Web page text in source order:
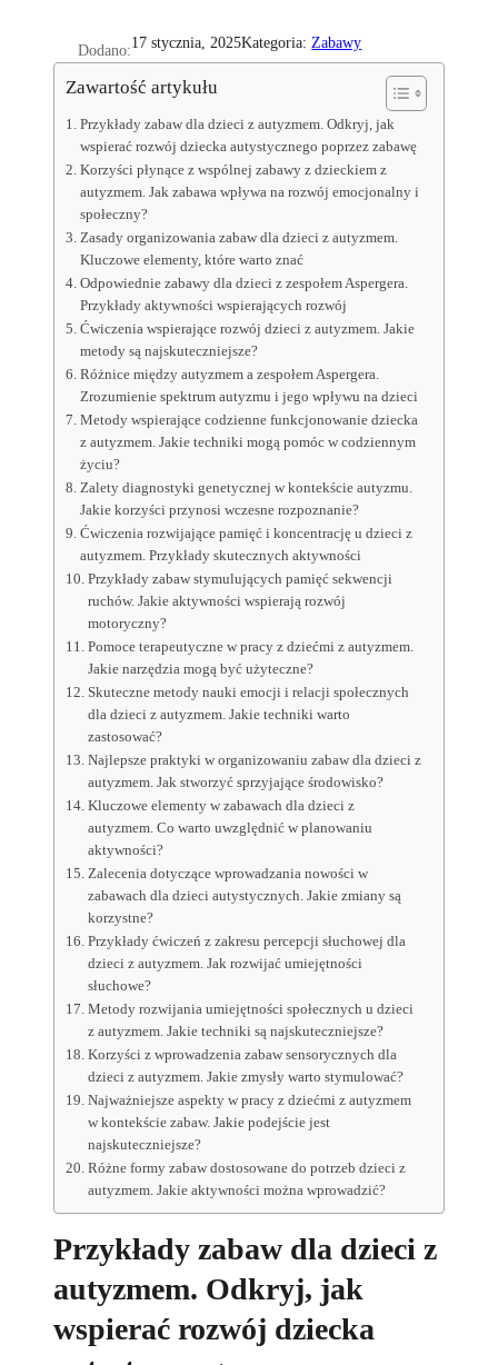
Dodano:17 stycznia, 2025Kategoria: Zabawy
Zawartość artykułu
Przykłady zabaw dla dzieci z autyzmem. Odkryj, jak
wspierać rozwój dziecka autystycznego poprzez zabawę
Korzyści płynące z wspólnej zabawy z dzieckiem z
autyzmem. Jak zabawa wpływa na rozwój emocjonalny i
społeczny?
Zasady organizowania zabaw dla dzieci z autyzmem.
Kluczowe elementy, które warto znać
Odpowiednie zabawy dla dzieci z zespołem Aspergera.
Przykłady aktywności wspierających rozwój
Ćwiczenia wspierające rozwój dzieci z autyzmem. Jakie
metody są najskuteczniejsze?
Różnice między autyzmem a zespołem Aspergera.
Zrozumienie spektrum autyzmu i jego wpływu na dzieci
Metody wspierające codzienne funkcjonowanie dziecka
z autyzmem. Jakie techniki mogą pomóc w codziennym
życiu?
Zalety diagnostyki genetycznej w kontekście autyzmu.
Jakie korzyści przynosi wczesne rozpoznanie?
Ćwiczenia rozwijające pamięć i koncentrację u dzieci z
autyzmem. Przykłady skutecznych aktywności
Przykłady zabaw stymulujących pamięć sekwencji
ruchów. Jakie aktywności wspierają rozwój
motoryczny?
Pomoce terapeutyczne w pracy z dziećmi z autyzmem.
Jakie narzędzia mogą być użyteczne?
Skuteczne metody nauki emocji i relacji społecznych
dla dzieci z autyzmem. Jakie techniki warto
zastosować?
Najlepsze praktyki w organizowaniu zabaw dla dzieci z
autyzmem. Jak stworzyć sprzyjające środowisko?
Kluczowe elementy w zabawach dla dzieci z
autyzmem. Co warto uwzględnić w planowaniu
aktywności?
Zalecenia dotyczące wprowadzania nowości w
zabawach dla dzieci autystycznych. Jakie zmiany są
korzystne?
Przykłady ćwiczeń z zakresu percepcji słuchowej dla
dzieci z autyzmem. Jak rozwijać umiejętności
słuchowe?
Metody rozwijania umiejętności społecznych u dzieci
z autyzmem. Jakie techniki są najskuteczniejsze?
Korzyści z wprowadzenia zabaw sensorycznych dla
dzieci z autyzmem. Jakie zmysły warto stymulować?
Najważniejsze aspekty w pracy z dziećmi z autyzmem
w kontekście zabaw. Jakie podejście jest
najskuteczniejsze?
Różne formy zabaw dostosowane do potrzeb dzieci z
autyzmem. Jakie aktywności można wprowadzić?
Przykłady zabaw dla dzieci z
autyzmem. Odkryj, jak
wspierać rozwój dziecka